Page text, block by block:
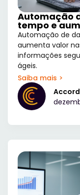
Automação
tempo e
Automação de
aumenta valor
informações
ágeis.
Saiba mais >